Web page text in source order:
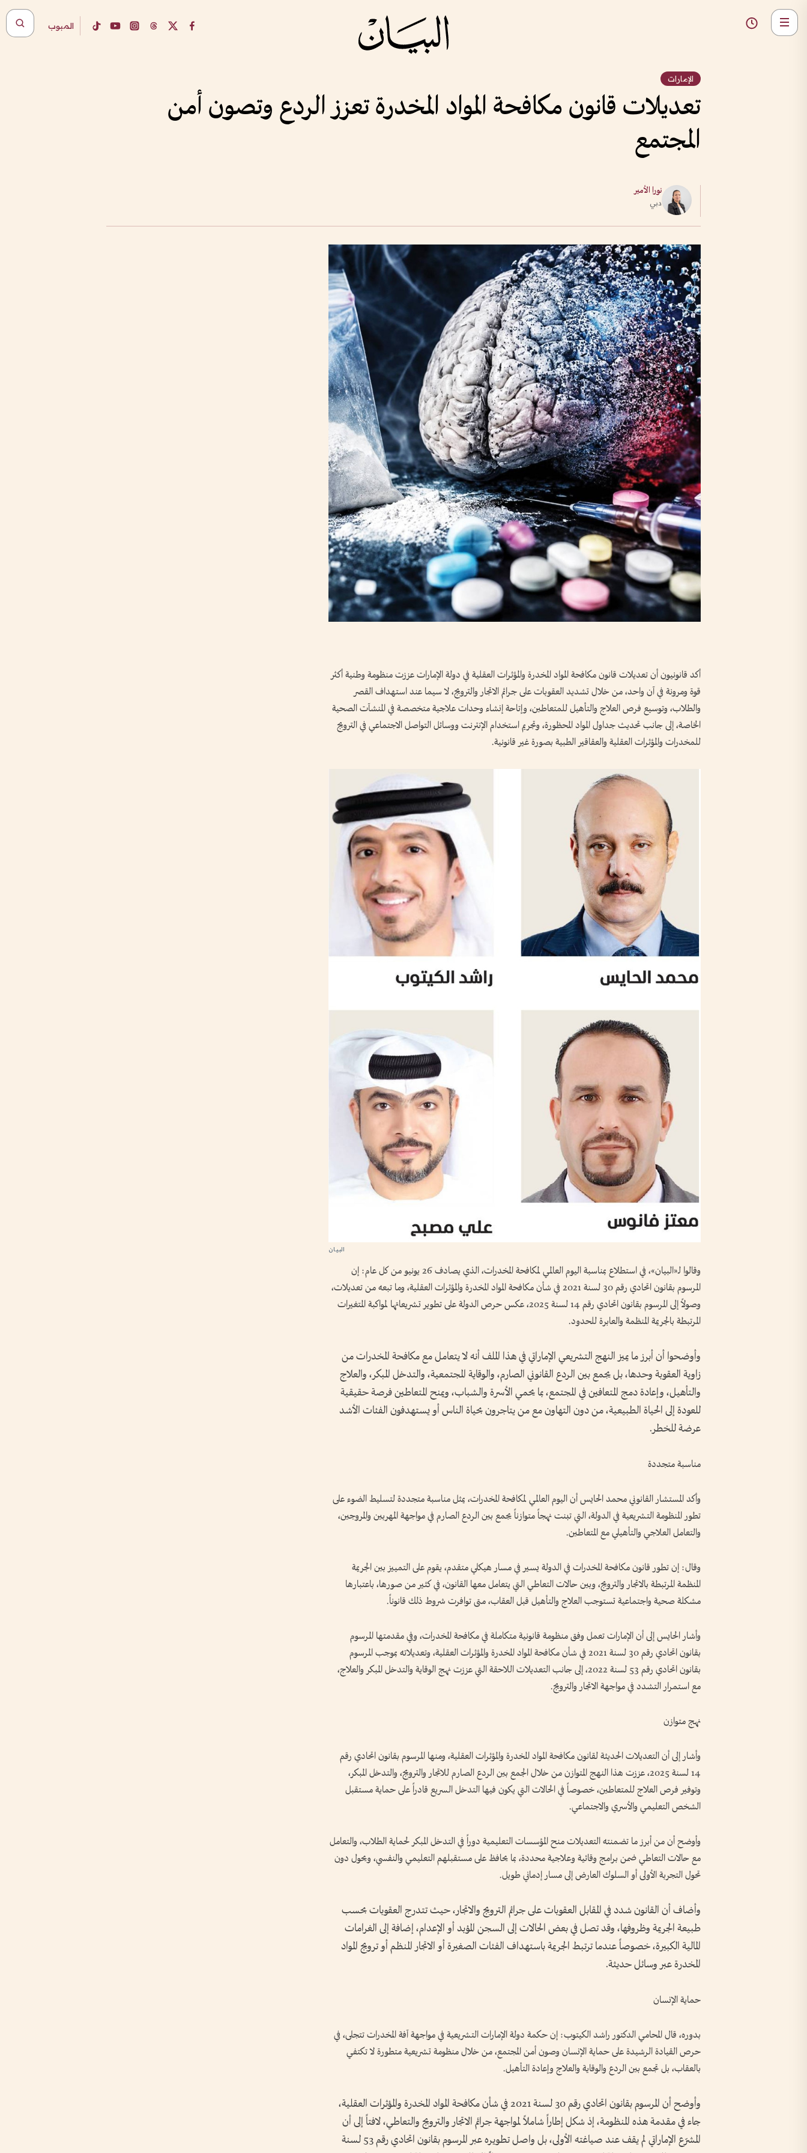
المبوب
الإمارات
تعديلات قانون مكافحة المواد المخدرة تعزز الردع وتصون أمن
المجتمع
نورا الأمير
دبي
أكد قانونيون أن تعديلات قانون مكافحة المواد المخدرة والمؤثرات العقلية في دولة الإمارات عززت منظومة وطنية أكثر
قوة ومرونة في آن واحد، من خلال تشديد العقوبات على جرائم الاتجار والترويج، لا سيما عند استهداف القصر
والطلاب، وتوسيع فرص العلاج والتأهيل للمتعاطين، وإتاحة إنشاء وحدات علاجية متخصصة في المنشآت الصحية
الخاصة، إلى جانب تحديث جداول المواد المحظورة، وتجريم استخدام الإنترنت ووسائل التواصل الاجتماعي في الترويج
للمخدرات والمؤثرات العقلية والعقاقير الطبية بصورة غير قانونية.
وقالوا لـ«البيان»، في استطلاع بمناسبة اليوم العالمي لمكافحة المخدرات، الذي يصادف 26 يونيو من كل عام: إن
المرسوم بقانون اتحادي رقم 30 لسنة 2021 في شأن مكافحة المواد المخدرة والمؤثرات العقلية، وما تبعه من تعديلات،
وصولاً إلى المرسوم بقانون اتحادي رقم 14 لسنة 2025، عكس حرص الدولة على تطوير تشريعاتها لمواكبة المتغيرات
المرتبطة بالجريمة المنظمة والعابرة للحدود.
وأوضحوا أن أبرز ما يميز النهج التشريعي الإماراتي في هذا الملف أنه لا يتعامل مع مكافحة المخدرات من
زاوية العقوبة وحدها، بل يجمع بين الردع القانوني الصارم، والوقاية المجتمعية، والتدخل المبكر، والعلاج
والتأهيل، وإعادة دمج المتعافين في المجتمع، بما يحمي الأسرة والشباب، ويمنح المتعاطين فرصة حقيقية
للعودة إلى الحياة الطبيعية، من دون التهاون مع من يتاجرون بحياة الناس أو يستهدفون الفئات الأشد
عرضة للخطر.
مناسبة متجددة
وأكد المستشار القانوني محمد الحايس أن اليوم العالمي لمكافحة المخدرات، يمثل مناسبة متجددة لتسليط الضوء على
تطور المنظومة التشريعية في الدولة، التي تبنت نهجاً متوازناً يجمع بين الردع الصارم في مواجهة المهربين والمروجين،
والتعامل العلاجي والتأهيلي مع المتعاطين.
وقال: إن تطور قانون مكافحة المخدرات في الدولة يسير في مسار هيكلي متقدم، يقوم على التمييز بين الجريمة
المنظمة المرتبطة بالاتجار والترويج، وبين حالات التعاطي التي يتعامل معها القانون، في كثير من صورها، باعتبارها
مشكلة صحية واجتماعية تستوجب العلاج والتأهيل قبل العقاب، متى توافرت شروط ذلك قانوناً.
وأشار الحايس إلى أن الإمارات تعمل وفق منظومة قانونية متكاملة في مكافحة المخدرات، وفي مقدمتها المرسوم
بقانون اتحادي رقم 30 لسنة 2021 في شأن مكافحة المواد المخدرة والمؤثرات العقلية، وتعديلاته بموجب المرسوم
بقانون اتحادي رقم 53 لسنة 2022، إلى جانب التعديلات اللاحقة التي عززت نهج الوقاية والتدخل المبكر والعلاج،
مع استمرار التشدد في مواجهة الاتجار والترويج.
نهج متوازن
وأشار إلى أن التعديلات الحديثة لقانون مكافحة المواد المخدرة والمؤثرات العقلية، ومنها المرسوم بقانون اتحادي رقم
14 لسنة 2025، عززت هذا النهج المتوازن من خلال الجمع بين الردع الصارم للاتجار والترويج، والتدخل المبكر،
وتوفير فرص العلاج للمتعاطين، خصوصاً في الحالات التي يكون فيها التدخل السريع قادراً على حماية مستقبل
الشخص التعليمي والأسري والاجتماعي.
وأوضح أن من أبرز ما تضمنته التعديلات منح المؤسسات التعليمية دوراً في التدخل المبكر لحماية الطلاب، والتعامل
مع حالات التعاطي ضمن برامج وقائية وعلاجية محددة، بما يحافظ على مستقبلهم التعليمي والنفسي، ويحول دون
تحول التجربة الأولى أو السلوك العارض إلى مسار إدماني طويل.
وأضاف أن القانون شدد في المقابل العقوبات على جرائم الترويج والاتجار، حيث تتدرج العقوبات بحسب
طبيعة الجريمة وظروفها، وقد تصل في بعض الحالات إلى السجن المؤبد أو الإعدام، إضافة إلى الغرامات
المالية الكبيرة، خصوصاً عندما ترتبط الجريمة باستهداف الفئات الصغيرة أو الاتجار المنظم أو ترويج المواد
المخدرة عبر وسائل حديثة.
حماية الإنسان
بدوره، قال المحامي الدكتور راشد الكيتوب: إن حكمة دولة الإمارات التشريعية في مواجهة آفة المخدرات تتجلى، في
حرص القيادة الرشيدة على حماية الإنسان وصون أمن المجتمع، من خلال منظومة تشريعية متطورة لا تكتفي
بالعقاب، بل تجمع بين الردع والوقاية والعلاج وإعادة التأهيل.
وأوضح أن المرسوم بقانون اتحادي رقم 30 لسنة 2021 في شأن مكافحة المواد المخدرة والمؤثرات العقلية،
جاء في مقدمة هذه المنظومة، إذ شكل إطاراً شاملاً لمواجهة جرائم الاتجار والترويج والتعاطي، لافتاً إلى أن
المشرّع الإماراتي لم يقف عند صياغته الأولى، بل واصل تطويره عبر المرسوم بقانون اتحادي رقم 53 لسنة